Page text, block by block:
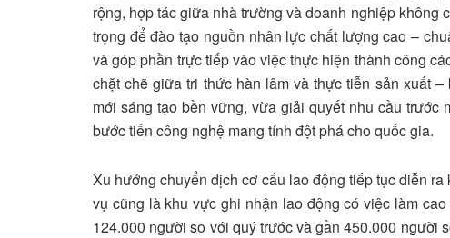
rộng, hợp tác giữa nhà trường và doanh nghiệp không
trọng để đào tạo nguồn nhân lực chất lượng cao –
và góp phần trực tiếp vào việc thực hiện thành công
chặt chẽ giữa tri thức hàn lâm và thực tiễn sản xuất
mới sáng tạo bền vững, vừa giải quyết nhu cầu trước
bước tiến công nghệ mang tính đột phá cho quốc gia.
Xu hướng chuyển dịch cơ cấu lao động tiếp tục diễn
vụ cũng là khu vực ghi nhận lao động có việc làm
124.000 người so với quý trước và gần 450.000 người